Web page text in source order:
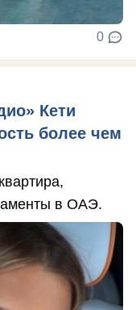
0
Кети
более чем
в ОАЭ.